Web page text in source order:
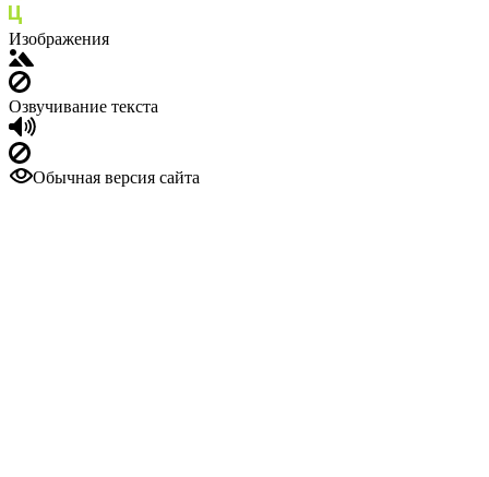
Изображения
Озвучивание текста
Обычная версия сайта